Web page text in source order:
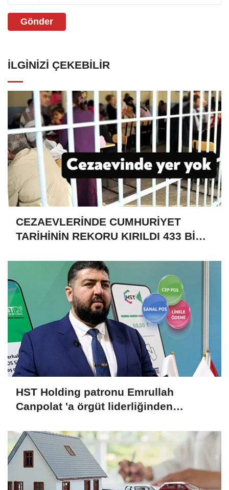
Gönder
İLGINIZI ÇEKEBILIR
CEZAEVLERİNDE CUMHURİYET
TARİHİNİN REKORU KIRILDI 433 BİN
HST Holding patronu Emrullah
Canpolat 'a örgüt liderliğinden
malvarlığına el konuldu